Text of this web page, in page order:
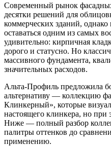
Современный рынок
десятки решений для
коммерческих зданий,
оставаться одним из самых
удивительно: кирпичная
дорого и статусно. Но
массивного фундамента,
значительных расходов.
Альта-Профиль предложила
альтернативу — коллекцию
Клинкерный», которые
настоящего клинкера, но при
Ниже — полный разбор
палитры оттенков до
применению.